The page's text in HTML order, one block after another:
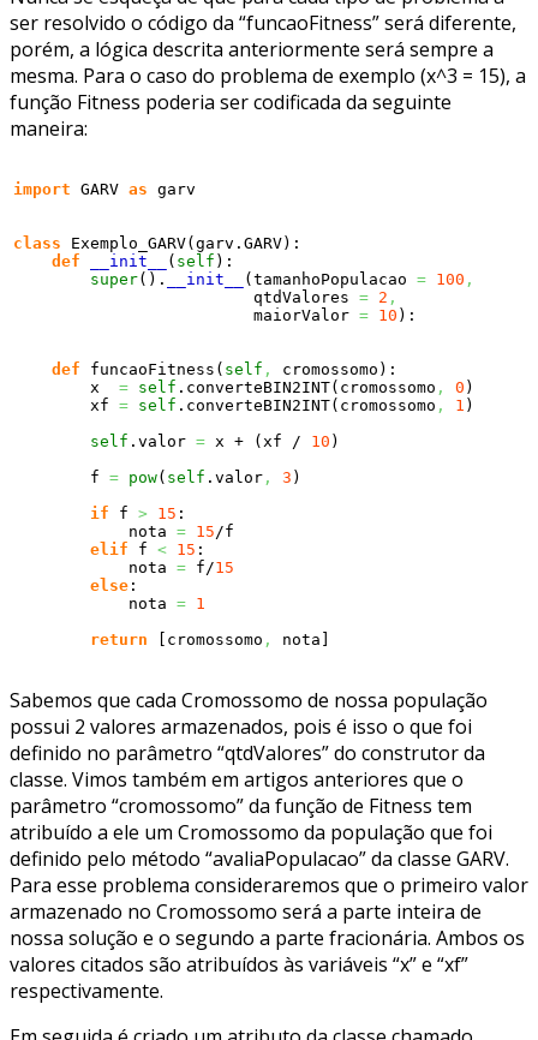
ser resolvido o código da “funcaoFitness” será diferente,
porém, a lógica descrita anteriormente será sempre a
mesma. Para o caso do problema de exemplo (x^3 = 15), a
função Fitness poderia ser codificada da seguinte
maneira:
import GARV as garv
class Exemplo_GARV( garv. GARV) :
def
__init__ ( self ) :
super( ) . __init__ ( tamanhoPopulacao = 100 ,
                         qtdValores
= 2 ,
                         maiorValor
= 10 ) :
def funcaoFitness ( self , cromossomo ) :
        x
= self . converteBIN2INT( cromossomo , 0 )
        xf
= self . converteBIN2INT( cromossomo , 1 )
self . valor = x + ( xf / 10 )
        f
= pow( self . valor , 3 )
if f > 15 :
            nota
= 15 /f
elif f < 15 :
            nota
= f/15
else :
            nota
= 1
return
cromossomo , nota
Sabemos que cada Cromossomo de nossa população
possui 2 valores armazenados, pois é isso o que foi
definido no parâmetro “qtdValores” do construtor da
classe. Vimos também em artigos anteriores que o
parâmetro “cromossomo” da função de Fitness tem
atribuído a ele um Cromossomo da população que foi
definido pelo método “avaliaPopulacao” da classe GARV.
Para esse problema consideraremos que o primeiro valor
armazenado no Cromossomo será a parte inteira de
nossa solução e o segundo a parte fracionária. Ambos os
valores citados são atribuídos às variáveis “x” e “xf”
respectivamente.